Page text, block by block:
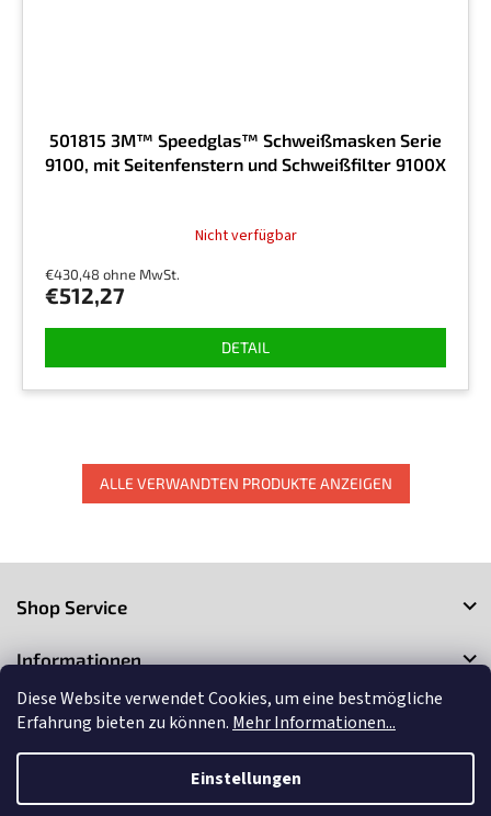
Diese Website verwendet Cookies, um eine bestmögliche
Erfahrung bieten zu können. Mehr Informationen...
Einstellungen
501815 3M™ Speedglas™ Schweißmasken Serie
9100, mit Seitenfenstern und Schweißfilter 9100X
Nicht verfügbar
€430,48 ohne MwSt.
€512,27
DETAIL
ALLE VERWANDTEN PRODUKTE ANZEIGEN
e
Shop Service
Informationen
Kontakt